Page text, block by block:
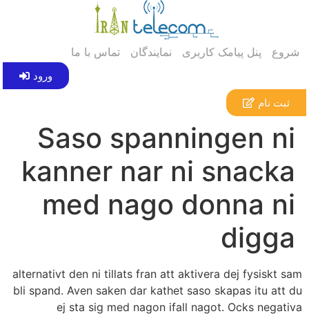
شروع پنل پیامک کاربری نمایندگان تماس با ما
ورود
ثبت نام
Saso spanningen ni
kanner nar ni snacka
med nago donna ni
digga
alternativt den ni tillats fran att aktivera dej fysiskt sam
bli spand. Aven saken dar kathet saso skapas itu att du
ej sta sig med nagon ifall nagot. Ocks negativa